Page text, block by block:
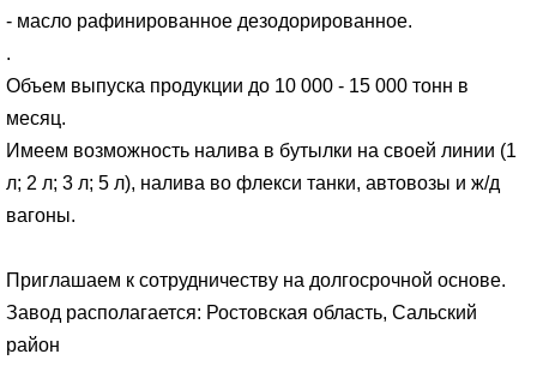
- масло рафинированное дезодорированное.
.
Объем выпуска продукции до 10 000 - 15 000 тонн в
месяц.
Имеем возможность налива в бутылки на своей линии (1
л; 2 л; 3 л; 5 л), налива во флекси танки, автовозы и ж/д
вагоны.
Приглашаем к сотрудничеству на долгосрочной основе.
Завод располагается: Ростовская область, Сальский
район